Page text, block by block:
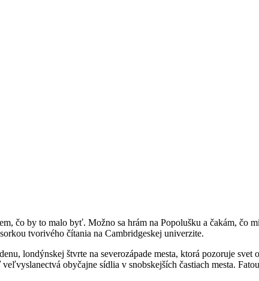
čo by to malo byť. Možno sa hrám na Popolušku a čakám, čo
tvorivého čítania na Cambridgeskej univerzite.
londýnskej štvrte na severozápade mesta, ktorá pozoruje svet
obyčajne sídlia v snobskejších častiach mesta.